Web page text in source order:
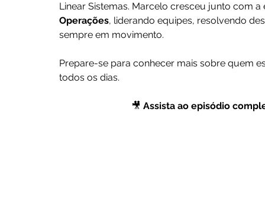
Linear Sistemas. Marcelo cresceu junto com
Operações, liderando equipes, resolvendo
sempre em movimento.
Prepare-se para conhecer mais sobre quem
todos os dias.
🎥 Assista ao episódio